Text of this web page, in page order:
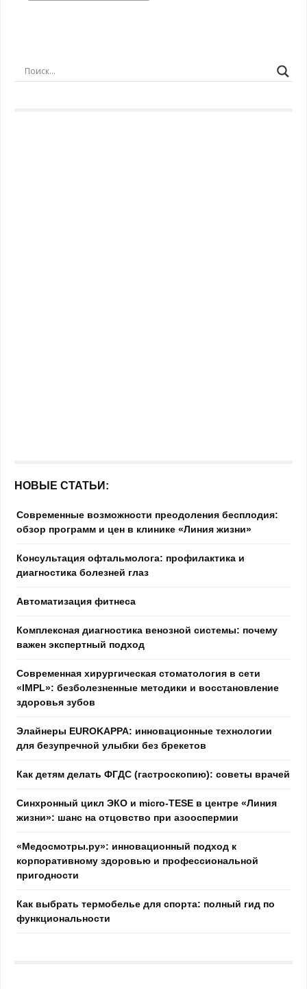
НОВЫЕ СТАТЬИ:
Современные возможности преодоления бесплодия:
обзор программ и цен в клинике «Линия жизни»
Консультация офтальмолога: профилактика и
диагностика болезней глаз
Автоматизация фитнеса
Комплексная диагностика венозной системы: почему
важен экспертный подход
Современная хирургическая стоматология в сети
«IMPL»: безболезненные методики и восстановление
здоровья зубов
Элайнеры EUROKAPPA: инновационные технологии
для безупречной улыбки без брекетов
Как детям делать ФГДС (гастроскопию): советы врачей
Синхронный цикл ЭКО и micro-TESE в центре «Линия
жизни»: шанс на отцовство при азооспермии
«Медосмотры.ру»: инновационный подход к
корпоративному здоровью и профессиональной
пригодности
Как выбрать термобелье для спорта: полный гид по
функциональности